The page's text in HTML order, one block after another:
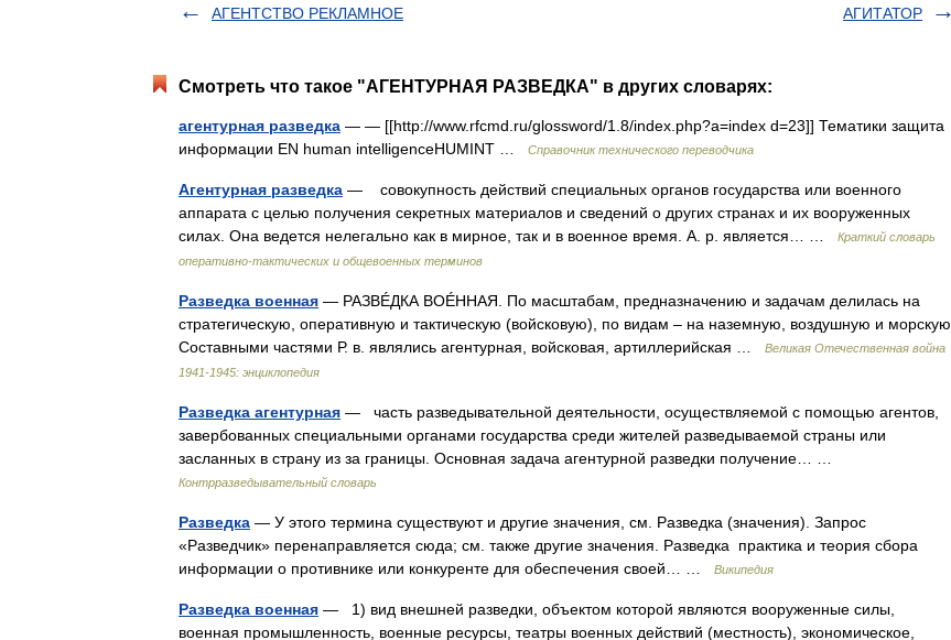
АГЕНТСТВО РЕКЛАМНОЕ
АГИТАТОР
Смотреть что такое "АГЕНТУРНАЯ РАЗВЕДКА" в других словарях:
агентурная разведка — — [[http://www.rfcmd.ru/glossword/1.8/index.php?a=index d=23]] Тематики защита
информации EN human intelligenceHUMINT …
Справочник технического переводчика
Агентурная разведка — совокупность действий специальных органов государства или военного
аппарата с целью получения секретных материалов и сведений о других странах и их вооруженных
силах. Она ведется нелегально как в мирное, так и в военное время. А. р. является… …
Краткий словарь
оперативно-тактических и общевоенных терминов
Разведка военная — РАЗВÉДКА ВОÉННАЯ. По масштабам, предназначению и задачам делилась на
стратегическую, оперативную и тактическую (войсковую), по видам – на наземную, воздушную и морскую.
Составными частями Р. в. являлись агентурная, войсковая, артиллерийская …
Великая Отечественная война
1941-1945: энциклопедия
Разведка агентурная — часть разведывательной деятельности, осуществляемой с помощью агентов,
завербованных специальными органами государства среди жителей разведываемой страны или
засланных в страну из за границы. Основная задача агентурной разведки получение… …
Контрразведывательный словарь
Разведка — У этого термина существуют и другие значения, см. Разведка (значения). Запрос
«Разведчик» перенаправляется сюда; см. также другие значения. Разведка практика и теория сбора
информации о противнике или конкуренте для обеспечения своей… …
Википедия
Разведка военная — 1) вид внешней разведки, объектом которой являются вооруженные силы,
военная промышленность, военные ресурсы, театры военных действий (местность), экономическое,